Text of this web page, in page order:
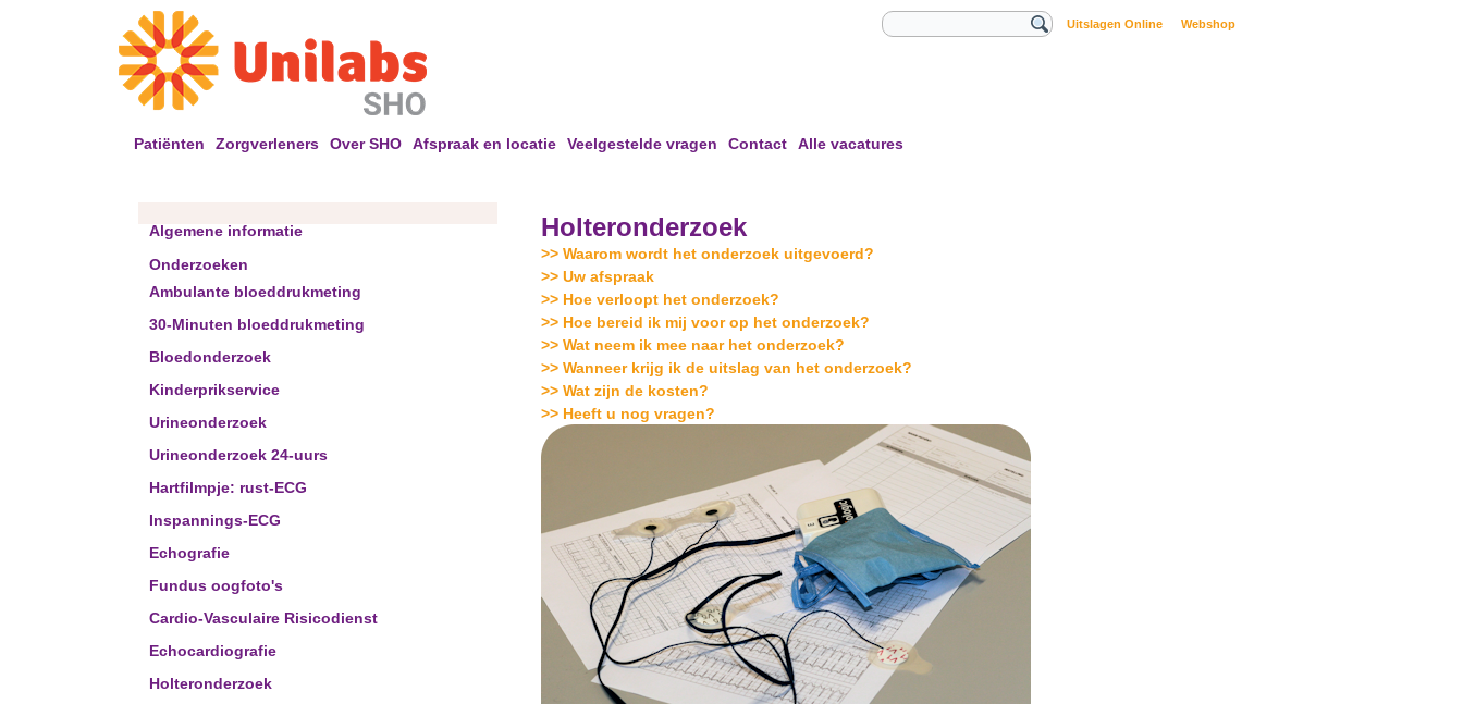
Uitslagen Online Webshop
Patiënten Zorgverleners Over SHO Afspraak en locatie Veelgestelde vragen Contact Alle vacatures
Algemene informatie
Onderzoeken
Ambulante bloeddrukmeting
30-Minuten bloeddrukmeting
Bloedonderzoek
Kinderprikservice
Urineonderzoek
Urineonderzoek 24-uurs
Hartfilmpje: rust-ECG
Inspannings-ECG
Echografie
Fundus oogfoto's
Cardio-Vasculaire Risicodienst
Echocardiografie
Holteronderzoek
Holteronderzoek
>> Waarom wordt het onderzoek uitgevoerd?
>> Uw afspraak
>> Hoe verloopt het onderzoek?
>> Hoe bereid ik mij voor op het onderzoek?
>> Wat neem ik mee naar het onderzoek?
>> Wanneer krijg ik de uitslag van het onderzoek?
>> Wat zijn de kosten?
>> Heeft u nog vragen?